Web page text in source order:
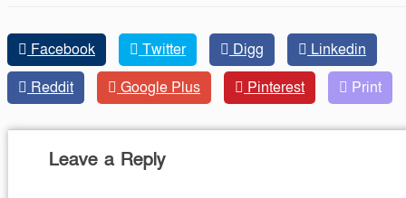
Facebook Twitter Digg
Linkedin
Reddit
Google Plus Pinterest Print
Leave a Reply